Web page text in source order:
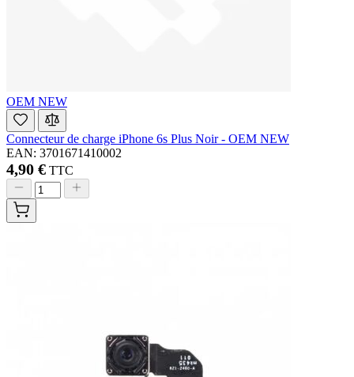
OEM NEW
Connecteur de charge iPhone 6s Plus Noir - OEM NEW
EAN: 3701671410002
4,90 € TTC